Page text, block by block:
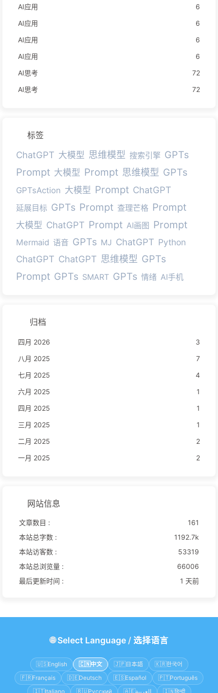
AI应用
6
AI应用
6
AI应用
6
AI应用
6
AI思考
72
AI思考
72
标签
ChatGPT 大模型 思维模型 搜索引擎 GPTs
Prompt 大模型 Prompt 思维模型 GPTs
GPTsAction 大模型 Prompt ChatGPT
延展目标 GPTs Prompt 查理芒格 Prompt
大模型 ChatGPT Prompt AI画图 Prompt
Mermaid 语音 GPTs MJ ChatGPT Python
ChatGPT ChatGPT 思维模型 GPTs
Prompt GPTs SMART GPTs 情绪 AI手机
归档
四月 2026
3
八月 2025
7
七月 2025
4
六月 2025
1
四月 2025
1
三月 2025
1
二月 2025
2
一月 2025
2
网站信息
文章数目 :
161
本站总字数 :
1192.7k
本站访客数 :
53319
本站总浏览量 :
66006
最后更新时间 :
1 天前
🌐Select Language/ 选择语言
🇺🇸English 🇨🇳 中文 🇯🇵日本語 🇰🇷한국어
🇫🇷Français 🇩🇪Deutsch 🇪🇸Español 🇵🇹Português
🇮🇹Italiano 🇷🇺Русский 🇦🇪العربية 🇮🇳हिन्दी